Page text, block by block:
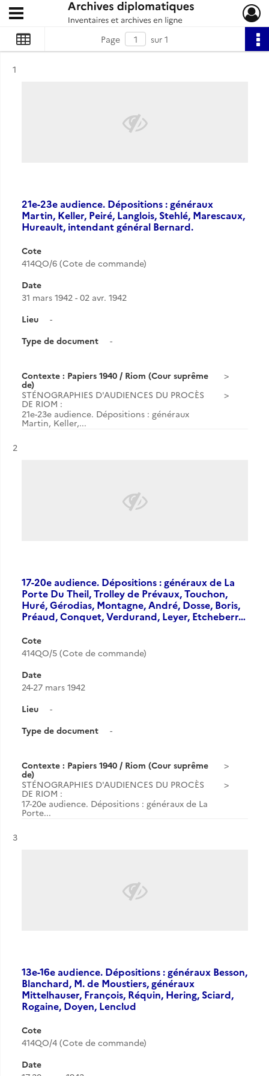
Archives diplomatiques
Ouvrir le menu déroulant
Page sur 1
Résultat n°
1
21e-23e audience. Dépositions : généraux
Martin, Keller, Peiré, Langlois, Stehlé, Marescaux,
Hureault, intendant général Bernard.
Cote
414QO/6 (Cote de commande)
Date
31 mars 1942 - 02 avr. 1942
Lieu
-
Type de document
-
Contexte : Papiers 1940 / Riom (Cour suprême
de)
STÉNOGRAPHIES D'AUDIENCES DU PROCÈS
DE RIOM :
21e-23e audience. Dépositions : généraux
Martin, Keller,...
Résultat n°
2
17-20e audience. Dépositions : généraux de La
Porte Du Theil, Trolley de Prévaux, Touchon,
Huré, Gérodias, Montagne, André, Dosse, Boris,
Préaud, Conquet, Verdurand, Leyer, Etcheberr…
Cote
414QO/5 (Cote de commande)
Date
24-27 mars 1942
Lieu
-
Type de document
-
Contexte : Papiers 1940 / Riom (Cour suprême
de)
STÉNOGRAPHIES D'AUDIENCES DU PROCÈS
DE RIOM :
17-20e audience. Dépositions : généraux de La
Porte...
Résultat n°
3
13e-16e audience. Dépositions : généraux Besson,
Blanchard, M. de Moustiers, généraux
Mittelhauser, François, Réquin, Hering, Sciard,
Rogaine, Doyen, Lenclud
Cote
414QO/4 (Cote de commande)
Date